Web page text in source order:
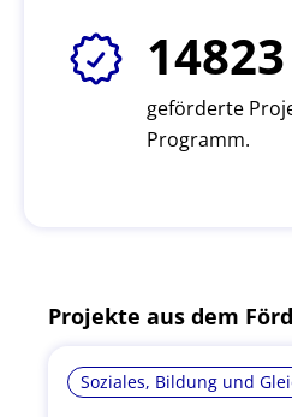
14823
geförderte
Programm.
Projekte aus dem
Soziales, Bildung und